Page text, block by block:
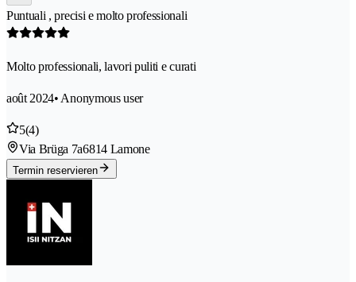
Puntuali , precisi e molto professionali
Molto professionali, lavori puliti e curati
août 2024• Anonymous user
5(4)
Via Brüga 7a6814 Lamone
Termin reservieren